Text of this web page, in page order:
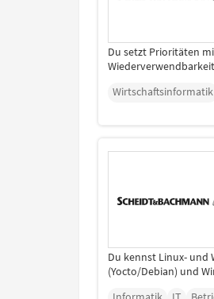
Du setzt Prioritäten
Wirtschaftsinformatik
Du kennst Linux- und
(Yocto/Debian) und